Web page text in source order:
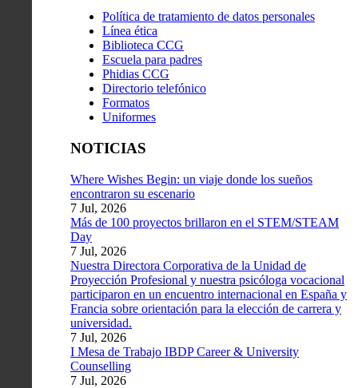
Política de tratamiento de datos personales
Línea ética
Biblioteca CCG
Escuela para padres
Phidias CCG
Directorio telefónico
Formatos
Uniformes
NOTICIAS
Where Wishes Begin: un viaje donde los sueños
encontraron su escenario
7 Jul, 2026
Más de 100 proyectos brillaron en el STEM/STEAM
Day
7 Jul, 2026
Nuestra Directora Corporativa de la Unidad de
Proyección Profesional y nuestra psicóloga vocacional
participaron en un encuentro internacional en España y
Francia sobre orientación para la elección de carrera y
universidad.
7 Jul, 2026
I Mesa de Trabajo IBDP Career & University
Counselling
7 Jul, 2026